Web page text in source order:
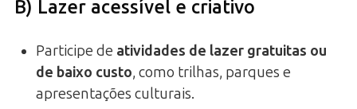
B) Lazer acessível e criativo
Participe de atividades de lazer gratuitas ou
de baixo custo, como trilhas, parques e
apresentações culturais.